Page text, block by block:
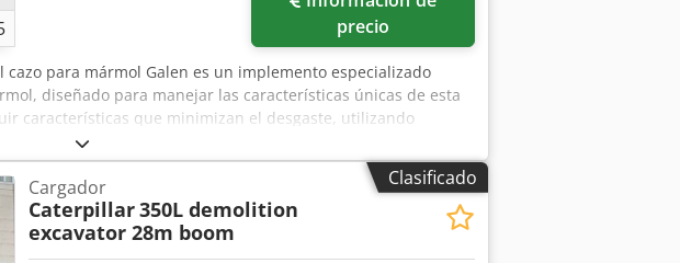
precio
cazo para mármol Galen es un implemento especializado
diseñado para manejar las características únicas de esta
características que minimizan el desgaste, utilizando
y abrasividad del mármol para garantizar una excavación
Csden Tm Ekspfx Acwsha Para obtener información
Clasificado
Cargador
Caterpillar350L demolition
excavator 28m boom